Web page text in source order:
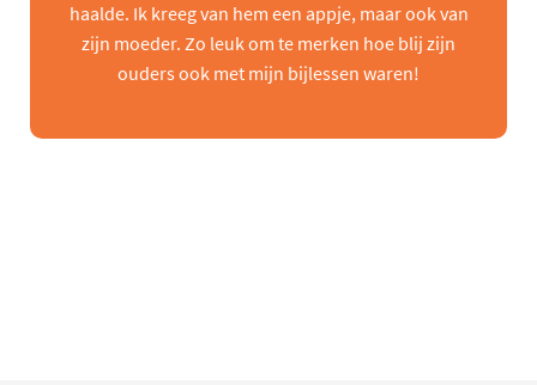
haalde. Ik kreeg van hem een appje, maar ook van
zijn moeder. Zo leuk om te merken hoe blij zijn
ouders ook met mijn bijlessen waren!